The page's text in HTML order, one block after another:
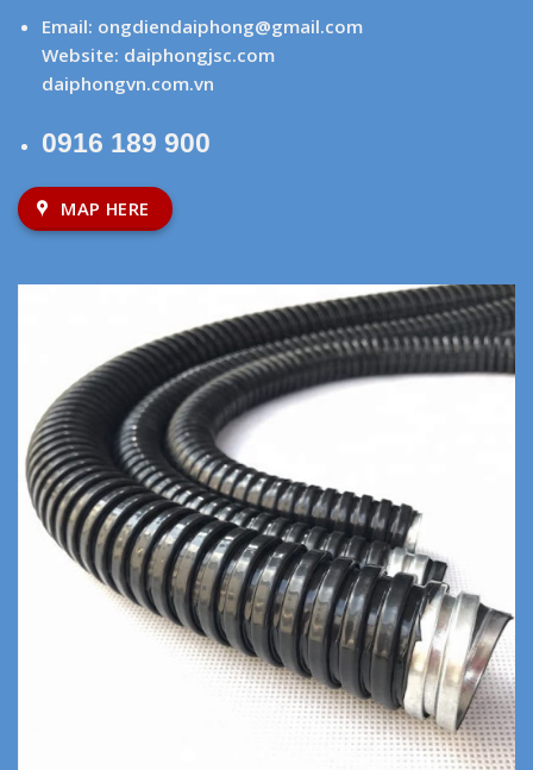
Email: ongdiendaiphong@gmail.com
Website: daiphongjsc.com
daiphongvn.com.vn
0916 189 900
MAP HERE
Hỗ trợ khách hàng
Chính sách thanh toán
Chính sách vận chuyển
Chính sách đổi trả, hoàn tiền
Chính sách xử lí khiếu nại
Chính sách bảo hành
Catalogue Hồ Sơ Năng Lực
Hỗ trợ khách hàng